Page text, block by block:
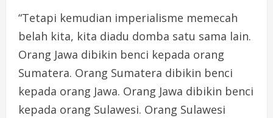
“Tetapi kemudian imperialisme memecah
belah kita, kita diadu domba satu sama lain.
Orang Jawa dibikin benci kepada orang
Sumatera. Orang Sumatera dibikin benci
kepada orang Jawa. Orang Jawa dibikin benci
kepada orang Sulawesi. Orang Sulawesi